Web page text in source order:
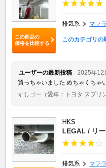
この商品の
価格を比較する
排気系 マフ
このカテゴリの
ユーザーの最新投稿
2025年12
買っちゃいました めちゃくちゃ
すしゴー （愛車：トヨタ スプリ
HKS
LEGAL / リ
排気系 マフ